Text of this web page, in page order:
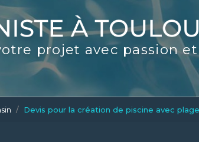
L'étanchéité
La conformité
Le contrat d'entretien
La
Les
La
Les
projet avec passion
Devis pour la création de piscine avec